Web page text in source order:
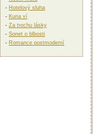
- Hotelový sluha
- Kuna ví
- Za trochu lásky
- Sonet o blbosti
- Romance postmoderní